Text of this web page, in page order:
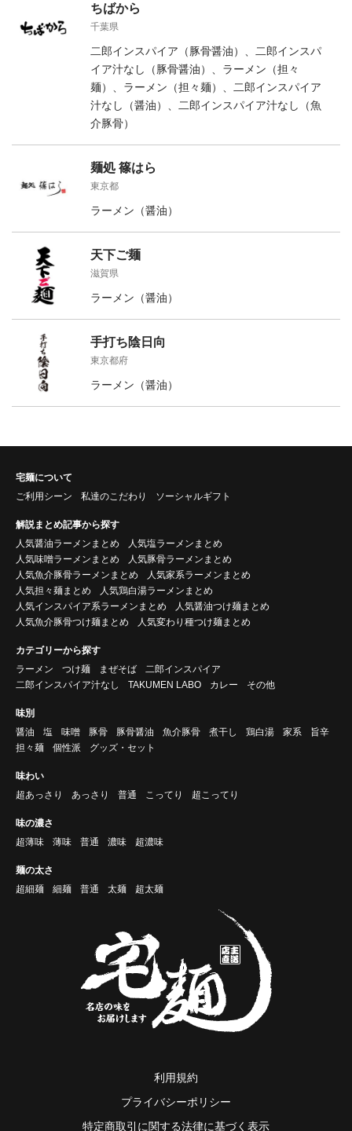
ちばから
千葉県
二郎インスパイア（豚骨醤油）、二郎インスパ
イア汁なし（豚骨醤油）、ラーメン（担々
麺）、ラーメン（担々麺）、二郎インスパイア
汁なし（醤油）、二郎インスパイア汁なし（魚
介豚骨）
麺処 篠はら
東京都
ラーメン（醤油）
天下ご麺
滋賀県
ラーメン（醤油）
手打ち陰日向
東京都府
ラーメン（醤油）
宅麺について
ご利用シーン
私達のこだわり ソーシャルギフト
解説まとめ記事から探す
人気醤油ラーメンまとめ
人気塩ラーメンまとめ
人気味噌ラーメンまとめ
人気豚骨ラーメンまとめ
人気魚介豚骨ラーメンまとめ
人気家系ラーメンまとめ
人気担々麺まとめ
人気鶏白湯ラーメンまとめ
人気インスパイア系ラーメンまとめ
人気醤油つけ麺まとめ
人気魚介豚骨つけ麺まとめ
人気変わり種つけ麺まとめ
カテゴリーから探す
ラーメン
つけ麺 まぜそば
二郎インスパイア
二郎インスパイア汁なし
TAKUMEN LABO カレー その他
味別
醤油
塩 味噌 豚骨 豚骨醤油 魚介豚骨 煮干し 鶏白湯 家系
旨辛
担々麺
個性派 グッズ・セット
味わい
超あっさり
あっさり 普通 こってり 超こってり
味の濃さ
超薄味
薄味 普通 濃味 超濃味
麺の太さ
超細麺
細麺 普通 太麺 超太麺
利用規約
プライバシーポリシー
特定商取引に関する法律に基づく表示